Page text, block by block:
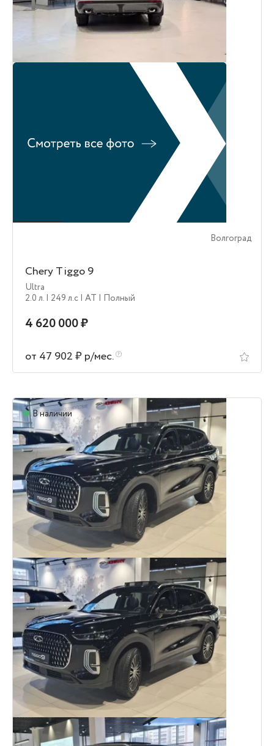
Волгоград
Chery Tiggo 9
Ultra
2.0 л. | 249 л.c | AT | Полный
4 620 000 ₽
от 47 902 ₽ р/мес.
В наличии